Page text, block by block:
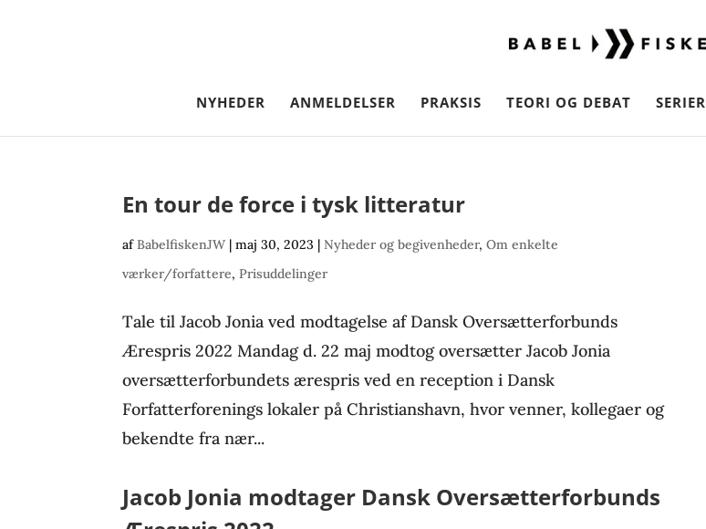
NYHEDER ANMELDELSER PRAKSIS TEORI OG DEBAT SERIER
En tour de force i tysk litteratur
afBabelfiskenJW |maj 30, 2023 |Nyheder og begivenheder,Om enkelte
værker/forfattere,Prisuddelinger
Tale til Jacob Jonia ved modtagelse af Dansk Oversætterforbunds
Ærespris 2022 Mandag d. 22 maj modtog oversætter Jacob Jonia
oversætterforbundets ærespris ved en reception i Dansk
Forfatterforenings lokaler på Christianshavn, hvor venner, kollegaer og
bekendte fra nær...
Jacob Jonia modtager Dansk Oversætterforbunds